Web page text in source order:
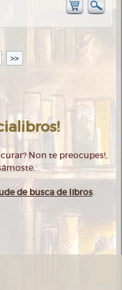
>>
Non te preocupes!,
de busca de libros.